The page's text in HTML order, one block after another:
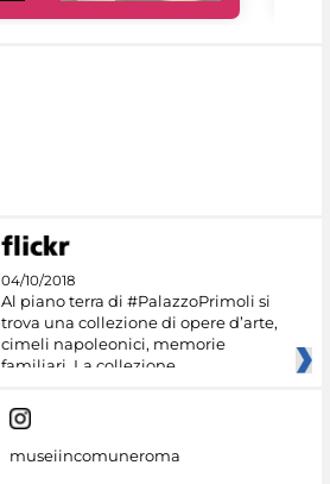
04/10/2018
Al piano terra di #PalazzoPrimoli si
trova una collezione di opere d’arte,
cimeli napoleonici, memorie
familiari. La collezione
museiincomuneroma